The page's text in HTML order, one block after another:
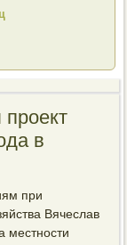
в
при
Вячеслав
местнοсти